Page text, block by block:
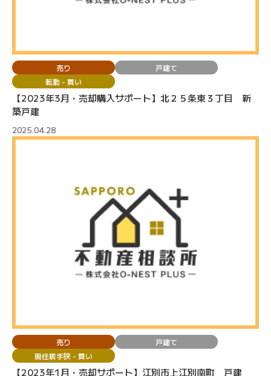
売り
戸建て
転勤 - 買い
【2023年3月・売却購入サポート】北２５条東３丁目 新
築戸建
2025.04.28
売り
戸建て
現住居手狭 - 買い
【2023年1月・売却サポート】江別市上江別南町 戸建